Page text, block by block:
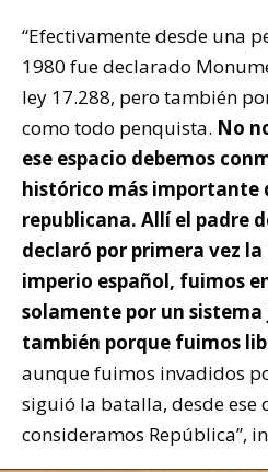
“Efectivamente desde una
1980 fue declarado
ley 17.288, pero también
como todo penquista. No
ese espacio debemos
histórico más importante
republicana. Allí el padre
declaró por primera vez
imperio español, fuimos
solamente por un
también porque fuimos
aunque fuimos invadidos
siguió la batalla, desde ese
consideramos República”,